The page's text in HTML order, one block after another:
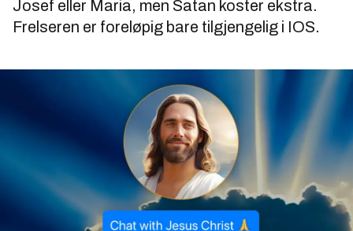
Josef eller Maria, men Satan koster ekstra.
Frelseren er foreløpig bare tilgjengelig i IOS.